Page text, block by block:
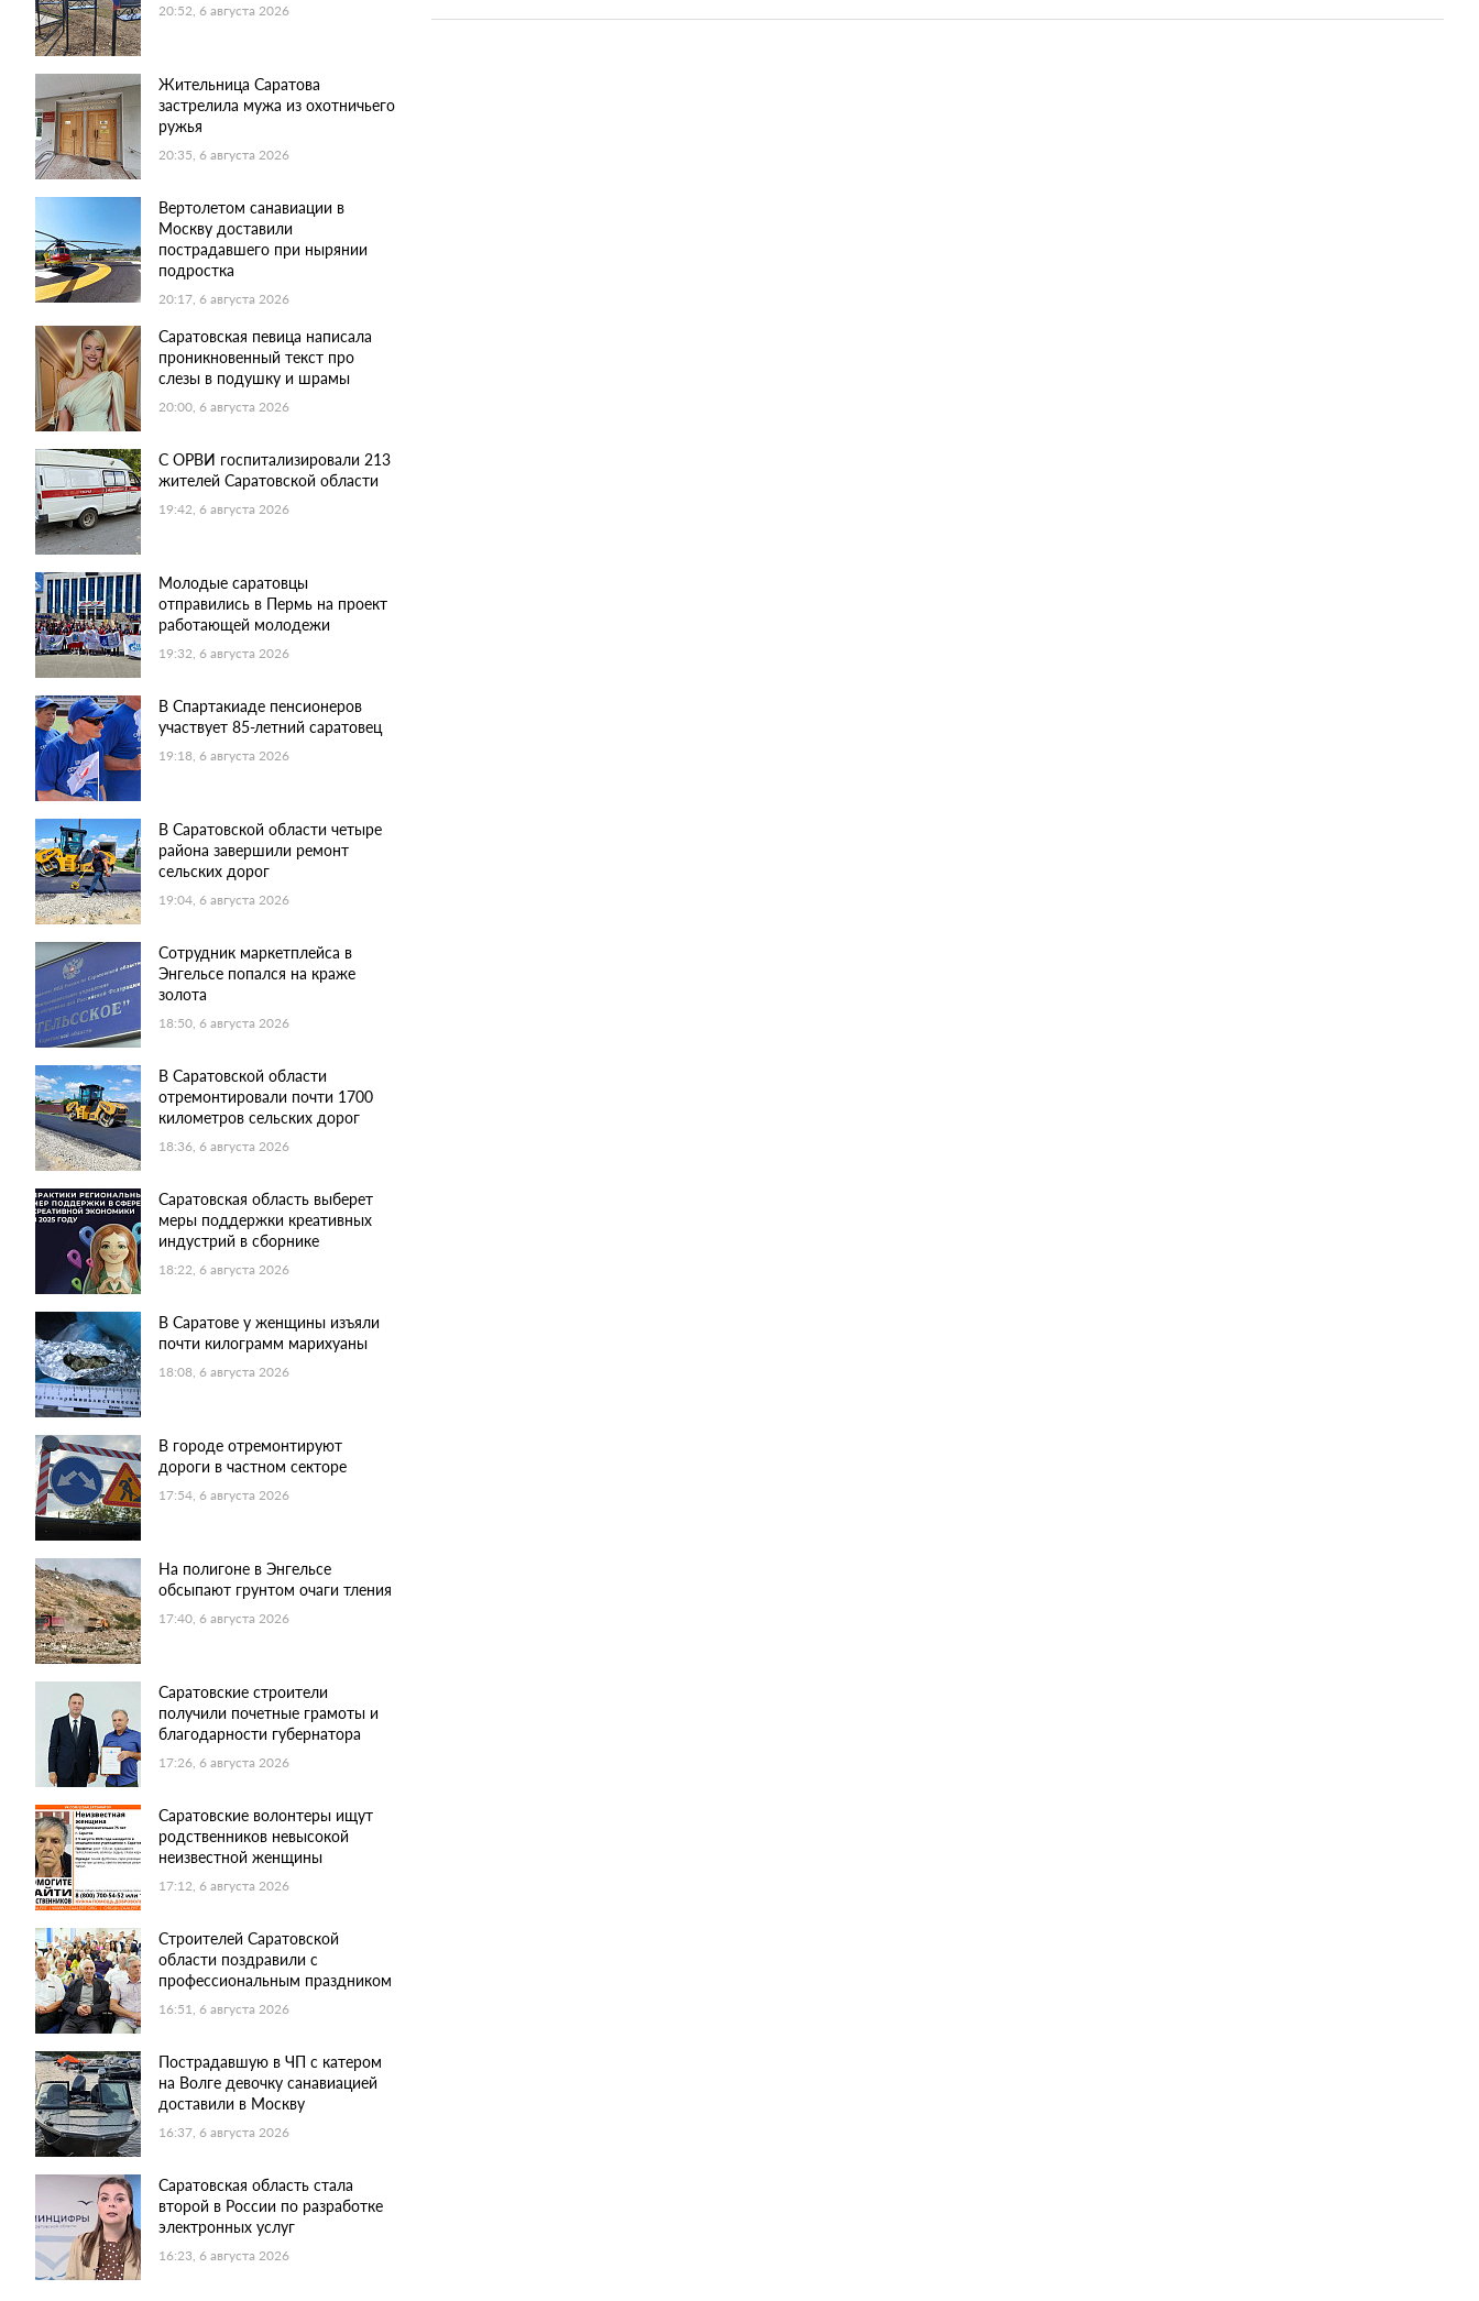
20:52, 6 августа 2026
Жительница Саратова
застрелила мужа из охотничьего
ружья
20:35, 6 августа 2026
Вертолетом санавиации в
Москву доставили
пострадавшего при нырянии
подростка
20:17, 6 августа 2026
Саратовская певица написала
проникновенный текст про
слезы в подушку и шрамы
20:00, 6 августа 2026
С ОРВИ госпитализировали 213
жителей Саратовской области
19:42, 6 августа 2026
Молодые саратовцы
отправились в Пермь на проект
работающей молодежи
19:32, 6 августа 2026
В Спартакиаде пенсионеров
участвует 85-летний саратовец
19:18, 6 августа 2026
В Саратовской области четыре
района завершили ремонт
сельских дорог
19:04, 6 августа 2026
Сотрудник маркетплейса в
Энгельсе попался на краже
золота
18:50, 6 августа 2026
В Саратовской области
отремонтировали почти 1700
километров сельских дорог
18:36, 6 августа 2026
Саратовская область выберет
меры поддержки креативных
индустрий в сборнике
18:22, 6 августа 2026
В Саратове у женщины изъяли
почти килограмм марихуаны
18:08, 6 августа 2026
В городе отремонтируют
дороги в частном секторе
17:54, 6 августа 2026
На полигоне в Энгельсе
обсыпают грунтом очаги тления
17:40, 6 августа 2026
Саратовские строители
получили почетные грамоты и
благодарности губернатора
17:26, 6 августа 2026
Саратовские волонтеры ищут
родственников невысокой
неизвестной женщины
17:12, 6 августа 2026
Строителей Саратовской
области поздравили с
профессиональным праздником
16:51, 6 августа 2026
Пострадавшую в ЧП с катером
на Волге девочку санавиацией
доставили в Москву
16:37, 6 августа 2026
Саратовская область стала
второй в России по разработке
электронных услуг
16:23, 6 августа 2026